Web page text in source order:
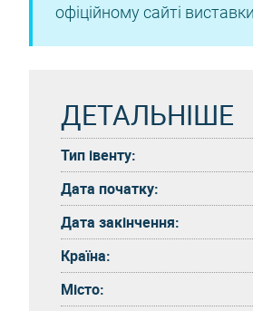
офіційному сайті
ДЕТАЛЬНІШЕ
Тип івенту:
Дата початку:
Дата закінчення:
Країна:
Місто: